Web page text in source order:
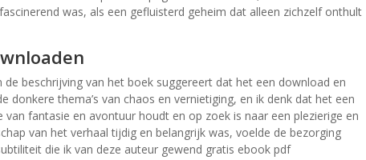
was, als een gefluisterd geheim dat alleen zichzelf onthult
de beschrijving van het boek suggereert dat het een download en
donkere thema’s van chaos en vernietiging, en ik denk dat het een
fantasie en avontuur houdt en op zoek is naar een plezierige en
van het verhaal tijdig en belangrijk was, voelde de bezorging
die ik van deze auteur gewend gratis ebook pdf